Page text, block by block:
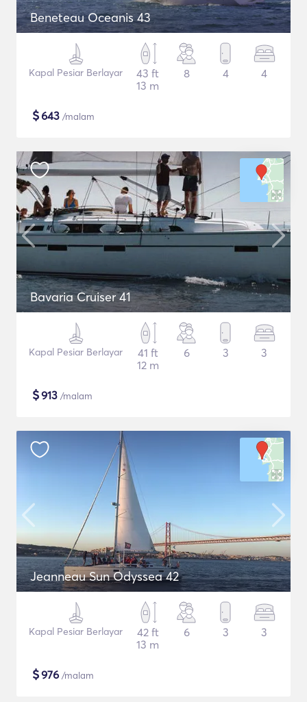
Beneteau Oceanis 43
Kapal Pesiar Berlayar
43 ft
13 m
8 4 4
$643 /malam
Bavaria Cruiser 41
Kapal Pesiar Berlayar
41 ft
12 m
6 3 3
$913 /malam
Jeanneau Sun Odyssea 42
Kapal Pesiar Berlayar
42 ft
13 m
6 3 3
$976 /malam